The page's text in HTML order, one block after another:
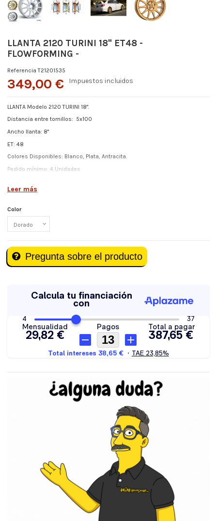
LLANTA 2120 TURINI 18" ET48 -
FLOWFORMING -
Referencia T21201535
349,00 € Impuestos incluidos
LLANTA Modelo 2120 TURINI 18".
Distancia entre tornillos: 5x100
Ancho llanta: 8"
ET: 48
Colores Disponibles: Blanco, Plata, Antracita.
Pedido mínimo: 4 Unidades
Leer más
Color
Pregunta sobre el producto